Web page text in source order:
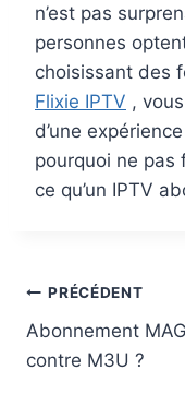
n’est pas
personnes
choisissant des
Flixie IPTV ,
d’une
pourquoi ne pas
ce qu’un IPTV
PRÉCÉDENT
Abonnement MAG
contre M3U ?